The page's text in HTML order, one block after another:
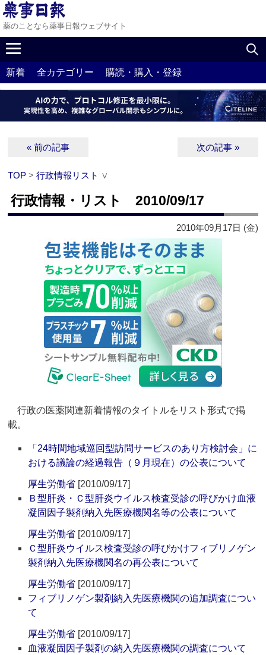
薬のことなら薬事日報ウェブサイト
新着 全カテゴリー 購読・購入・登録
« 前の記事 次の記事 »
TOP >行政情報リスト ∨
行政情報・リスト 2010/09/17
2010年09月17日 (金)
行政の医薬関連新着情報のタイトルをリスト形式で掲
載。
「24時間地域巡回型訪問サービスのあり方検討会」に
おける議論の経過報告（９月現在）の公表について
厚生労働省 [2010/09/17]
Ｂ型肝炎・Ｃ型肝炎ウイルス検査受診の呼びかけ血液
凝固因子製剤納入先医療機関名等の公表について
厚生労働省 [2010/09/17]
Ｃ型肝炎ウイルス検査受診の呼びかけフィブリノゲン
製剤納入先医療機関名の再公表について
厚生労働省 [2010/09/17]
フィブリノゲン製剤納入先医療機関の追加調査につい
て
厚生労働省 [2010/09/17]
血液凝固因子製剤の納入先医療機関の調査について